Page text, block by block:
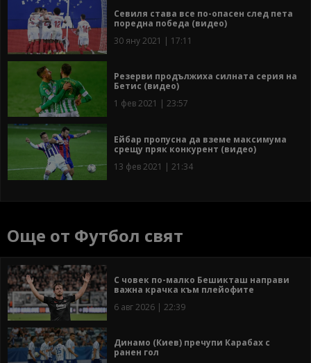
Севиля става все по-опасен след пета
поредна победа (видео)
30 яну 2021 | 17:11
Резерви продължиха силната серия на
Бетис (видео)
1 фев 2021 | 23:57
Ейбар пропусна да вземе максимума
срещу пряк конкурент (видео)
13 фев 2021 | 21:34
Още от Футбол свят
С човек по-малко Бешикташ направи
важна крачка към плейофите
6 авг 2026 | 22:39
Динамо (Киев) пречупи Карабах с
ранен гол